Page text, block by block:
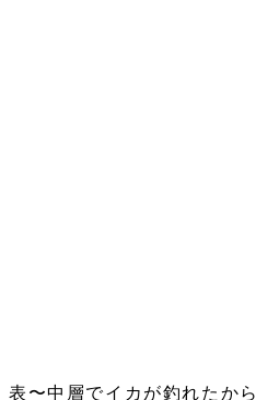
表〜中層でイカが釣れたか